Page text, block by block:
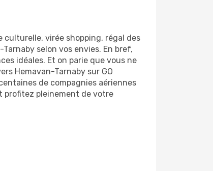
virée shopping, régal des
selon vos envies. En bref,
idéales. Et on parie que vous ne
Hemavan-Tarnaby sur GO
de compagnies aériennes
profitez pleinement de votre